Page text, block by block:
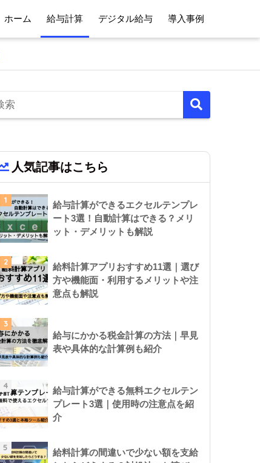
ホーム 給与計算 デジタル給与 導入事例
人気記事はこちら
1
給与計算ができるエクセルテンプレ
ート3選！自動計算はできる？メリ
ット・デメリットも解説
2
給料計算アプリおすすめ11選｜選び
方や機能面・利用するメリットや注
意点も解説
3
給与にかかる税金計算の方法｜早見
表や具体的な計算例も紹介
4
給与計算ができる無料エクセルテン
プレート3選｜使用時の注意点を紹
介
5
給料計算の間違いで少ない額を支給